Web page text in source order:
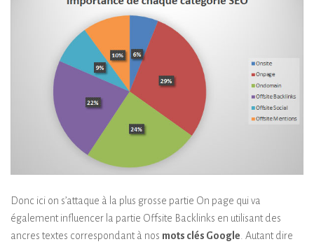
Donc ici on s’attaque à la plus grosse partie On page qui va
également influencer la partie Offsite Backlinks en utilisant des
ancres textes correspondant à nos mots clés Google. Autant dire